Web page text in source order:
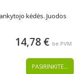
kėdės. Juodos
14,78 € be PVM
PASIRINKITE...